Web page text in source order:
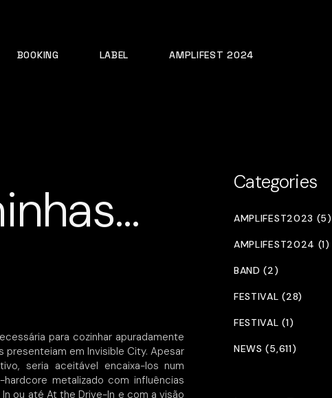
BOOKING LABEL AMPLIFEST 2024
para cozinhar apuradamente
presenteiam em Invisible City. Apesar
seria aceitável encaixa-los num
metalizado com influências
ou até At the Drive-In e com a visão
Categories
AMPLIFEST2023 (5)
AMPLIFEST2024 (1)
BAND (2)
FESTIVAL (28)
FESTIVAL (1)
NEWS (5,611)